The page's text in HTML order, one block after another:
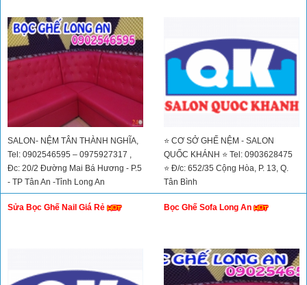
SALON- NỆM TÂN THÀNH NGHĨA,
Tel: 0902546595 – 0975927317 ,
Đc: 20/2 Đường Mai Bá Hương - P.5
- TP Tân An -Tỉnh Long An
⭐ CƠ SỞ GHẾ NỆM - SALON
QUỐC KHÁNH ⭐ Tel: 0903628475
⭐ Đ/c: 652/35 Cộng Hòa, P. 13, Q.
Tân Bình
Sửa Bọc Ghế Nail Giá Rẻ Bọc Ghế Sofa Long An